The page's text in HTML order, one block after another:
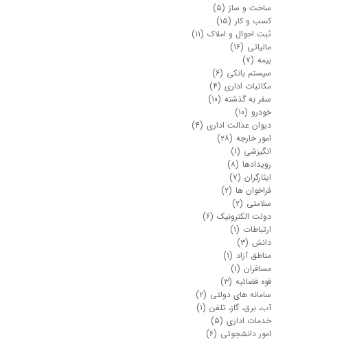
ساخت و ساز (۵)
کسب و کار (۱۵)
ثبت احوال و املاک (۱۱)
مالیاتی (۱۶)
بیمه (۷)
سیستم بانکی (۶)
مکاتبات اداری (۴)
سفر به گذشته (۱۰)
خودرو (۱۰)
دیوان عدالت اداری (۴)
امور خارجه (۲۸)
انگیزشی (۱)
رویدادها (۸)
ایثارگران (۷)
فراخوان ها (۲)
سلامتی (۲)
دولت الکترونیک (۶)
ارتباطات (۱)
دانش (۳)
مناطق آزاد (۱)
مسافران (۱)
قوه قضائیه (۳)
سامانه های دولتی (۲)
آب، برق، گاز، تلفن (۱)
خدمات اداری (۵)
امور دانشجوئی (۶)